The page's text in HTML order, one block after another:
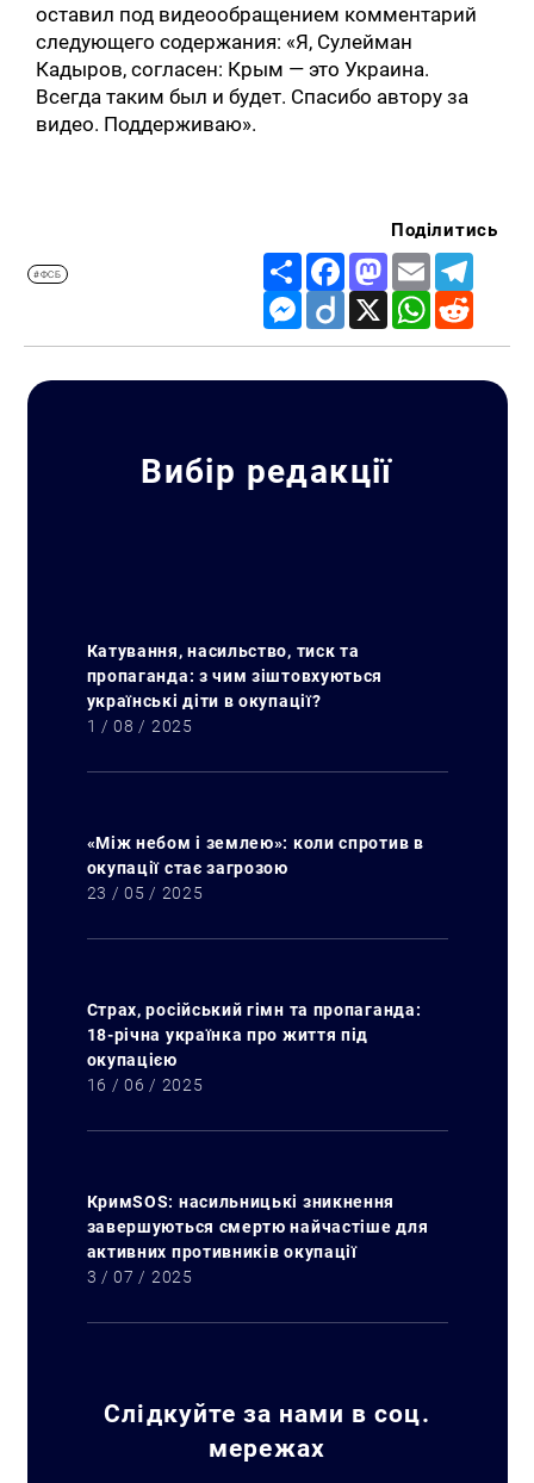
Искать:
оставил под видеообращением комментарий
следующего содержания: «Я, Сулейман
Кадыров, согласен: Крым — это Украина.
Всегда таким был и будет. Спасибо автору за
видео. Поддерживаю».
#ФСБ
Поділитись
Share FacebookMastodon
Email
Messenger
Diigo X WhatsApp
Вибір редакції
Катування, насильство, тиск та
пропаганда: з чим зіштовхуються
українські діти в окупації?
1 / 08 / 2025
«Між небом і землею»: коли спротив в
окупації стає загрозою
23 / 05 / 2025
Страх, російський гімн та пропаганда:
18-річна українка про життя під
окупацією
16 / 06 / 2025
КримSOS: насильницькі зникнення
завершуються смертю найчастіше для
активних противників окупації
3 / 07 / 2025
Слідкуйте за нами в соц.
мережах